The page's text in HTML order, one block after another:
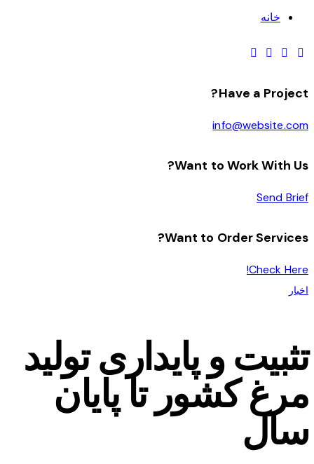
خانه
Have a Project?
info@website.com
Want to Work With Us?
Send Brief
Want to Order Services?
Check Here!
اخبار
تثبیت و پایداری تولید
مرغ کشور تا پایان
سال